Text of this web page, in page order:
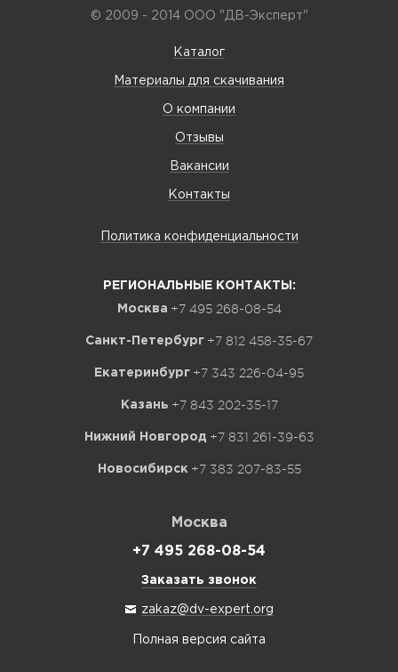
© 2009 - 2014 ООО "ДВ-Эксперт"
Каталог
Материалы для скачивания
О компании
Отзывы
Вакансии
Контакты
Политика конфиденциальности
РЕГИОНАЛЬНЫЕ КОНТАКТЫ:
Москва +7 495 268-08-54
Санкт-Петербург +7 812 458-35-67
Екатеринбург +7 343 226-04-95
Казань +7 843 202-35-17
Нижний Новгород +7 831 261-39-63
Новосибирск +7 383 207-83-55
Москва
+7 495 268-08-54
Заказать звонок
zakaz@dv-expert.org
Полная версия сайта